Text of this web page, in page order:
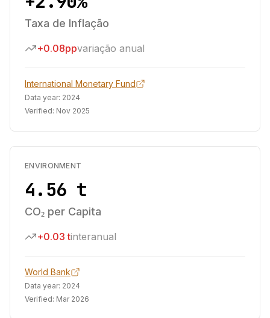
Taxa de Inflação
+0.08ppvariação anual
International Monetary Fund
Data year: 2024
Verified: Nov 2025
ENVIRONMENT
4.56 t
CO₂ per Capita
+0.03 tinteranual
World Bank
Data year: 2024
Verified: Mar 2026